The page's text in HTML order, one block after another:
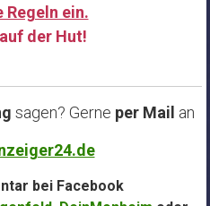
Regeln ein.
der Hut!
sagen? Gerne per Mail an
bei Facebook